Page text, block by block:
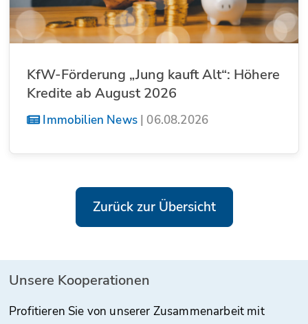
KfW-Förderung „Jung kauft Alt“: Höhere
Kredite ab August 2026
Immobilien News| 06.08.2026
Zurück zur Übersicht
Unsere Kooperationen
Profitieren Sie von unserer Zusammenarbeit mit